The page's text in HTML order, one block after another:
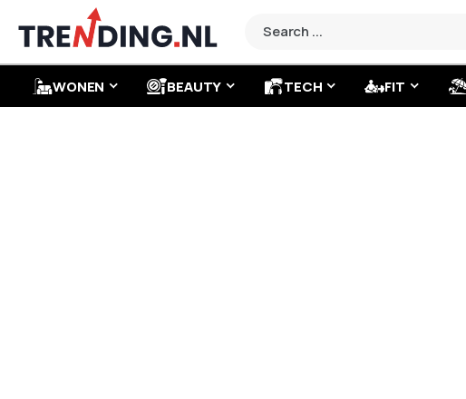
WONEN BEAUTY TECH FIT